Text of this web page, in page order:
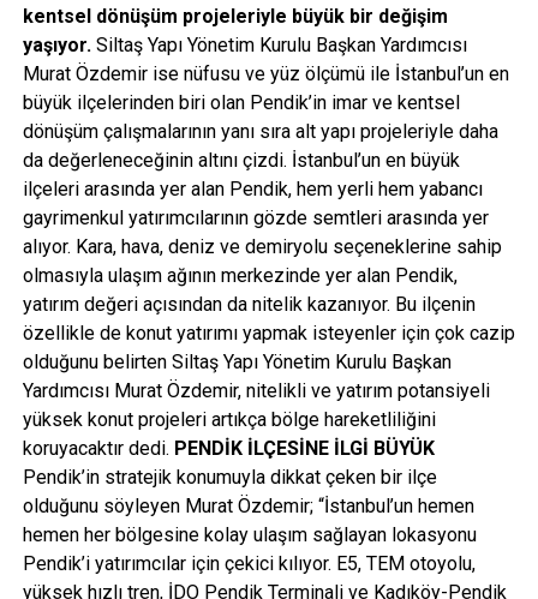
kentsel dönüşüm projeleriyle büyük bir değişim
yaşıyor. Siltaş Yapı Yönetim Kurulu Başkan Yardımcısı
Murat Özdemir ise nüfusu ve yüz ölçümü ile İstanbul’un en
büyük ilçelerinden biri olan Pendik’in imar ve kentsel
dönüşüm çalışmalarının yanı sıra alt yapı projeleriyle daha
da değerleneceğinin altını çizdi. İstanbul’un en büyük
ilçeleri arasında yer alan Pendik, hem yerli hem yabancı
gayrimenkul yatırımcılarının gözde semtleri arasında yer
alıyor. Kara, hava, deniz ve demiryolu seçeneklerine sahip
olmasıyla ulaşım ağının merkezinde yer alan Pendik,
yatırım değeri açısından da nitelik kazanıyor. Bu ilçenin
özellikle de konut yatırımı yapmak isteyenler için çok cazip
olduğunu belirten Siltaş Yapı Yönetim Kurulu Başkan
Yardımcısı Murat Özdemir, nitelikli ve yatırım potansiyeli
yüksek konut projeleri artıkça bölge hareketliliğini
koruyacaktır dedi. PENDİK İLÇESİNE İLGİ BÜYÜK
Pendik’in stratejik konumuyla dikkat çeken bir ilçe
olduğunu söyleyen Murat Özdemir; “İstanbul’un hemen
hemen her bölgesine kolay ulaşım sağlayan lokasyonu
Pendik’i yatırımcılar için çekici kılıyor. E5, TEM otoyolu,
yüksek hızlı tren, İDO Pendik Terminali ve Kadıköy-Pendik